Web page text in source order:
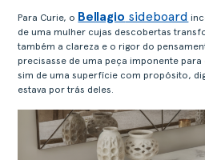
Para Curie, o Bellagio sideboard
de uma mulher cujas descobertas
também a clareza e o rigor do
precisasse de uma peça imponente
sim de uma superfície com propósito,
estava por trás deles.